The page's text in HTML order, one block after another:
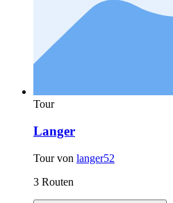
Tour
Langer
Tour von langer52
3 Routen